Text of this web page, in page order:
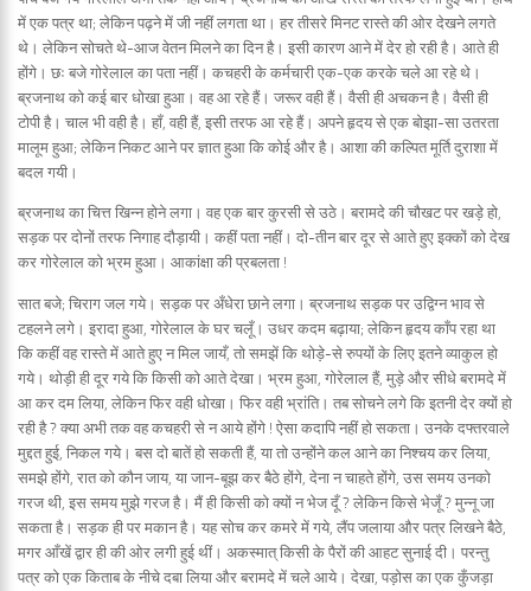
में एक पत्र था; लेकिन पढ़ने में जी नहीं लगता था। हर तीसरे मिनट रास्ते की ओर देखने लगते
थे। लेकिन सोचते थे-आज वेतन मिलने का दिन है। इसी कारण आने में देर हो रही है। आते ही
होंगे। छः बजे गोरेलाल का पता नहीं। कचहरी के कर्मचारी एक-एक करके चले आ रहे थे।
ब्रजनाथ को कई बार धोखा हुआ। वह आ रहे हैं। जरूर वही हैं। वैसी ही अचकन है। वैसी ही
टोपी है। चाल भी वही है। हाँ, वही हैं, इसी तरफ आ रहे हैं। अपने हृदय से एक बोझा-सा उतरता
मालूम हुआ; लेकिन निकट आने पर ज्ञात हुआ कि कोई और है। आशा की कल्पित मूर्ति दुराशा में
बदल गयी।
ब्रजनाथ का चित्त खिन्न होने लगा। वह एक बार कुरसी से उठे। बरामदे की चौखट पर खड़े हो,
सड़क पर दोनों तरफ निगाह दौड़ायी। कहीं पता नहीं। दो-तीन बार दूर से आते हुए इक्कों को देख
कर गोरेलाल को भ्रम हुआ। आकांक्षा की प्रबलता !
सात बजे; चिराग जल गये। सड़क पर अँधेरा छाने लगा। ब्रजनाथ सड़क पर उद्विग्न भाव से
टहलने लगे। इरादा हुआ, गोरेलाल के घर चलूँ। उधर कदम बढ़ाया; लेकिन हृदय काँप रहा था
कि कहीं वह रास्ते में आते हुए न मिल जायँ, तो समझें कि थोड़े-से रुपयों के लिए इतने व्याकुल हो
गये। थोड़ी ही दूर गये कि किसी को आते देखा। भ्रम हुआ, गोरेलाल हैं, मुड़े और सीधे बरामदे में
आ कर दम लिया, लेकिन फिर वही धोखा। फिर वही भ्रांति। तब सोचने लगे कि इतनी देर क्यों हो
रही है ? क्या अभी तक वह कचहरी से न आये होंगे ! ऐसा कदापि नहीं हो सकता। उनके दफ्तरवाले
मुद्दत हुई, निकल गये। बस दो बातें हो सकती हैं, या तो उन्होंने कल आने का निश्चय कर लिया,
समझे होंगे, रात को कौन जाय, या जान-बूझ कर बैठे होंगे, देना न चाहते होंगे, उस समय उनको
गरज थी, इस समय मुझे गरज है। मैं ही किसी को क्यों न भेज दूँ ? लेकिन किसे भेजूँ ? मुन्नू जा
सकता है। सड़क ही पर मकान है। यह सोच कर कमरे में गये, लैंप जलाया और पत्र लिखने बैठे,
मगर आँखें द्वार ही की ओर लगी हुई थीं। अकस्मात् किसी के पैरों की आहट सुनाई दी। परन्तु
पत्र को एक किताब के नीचे दबा लिया और बरामदे में चले आये। देखा, पड़ोस का एक कुँजड़ा